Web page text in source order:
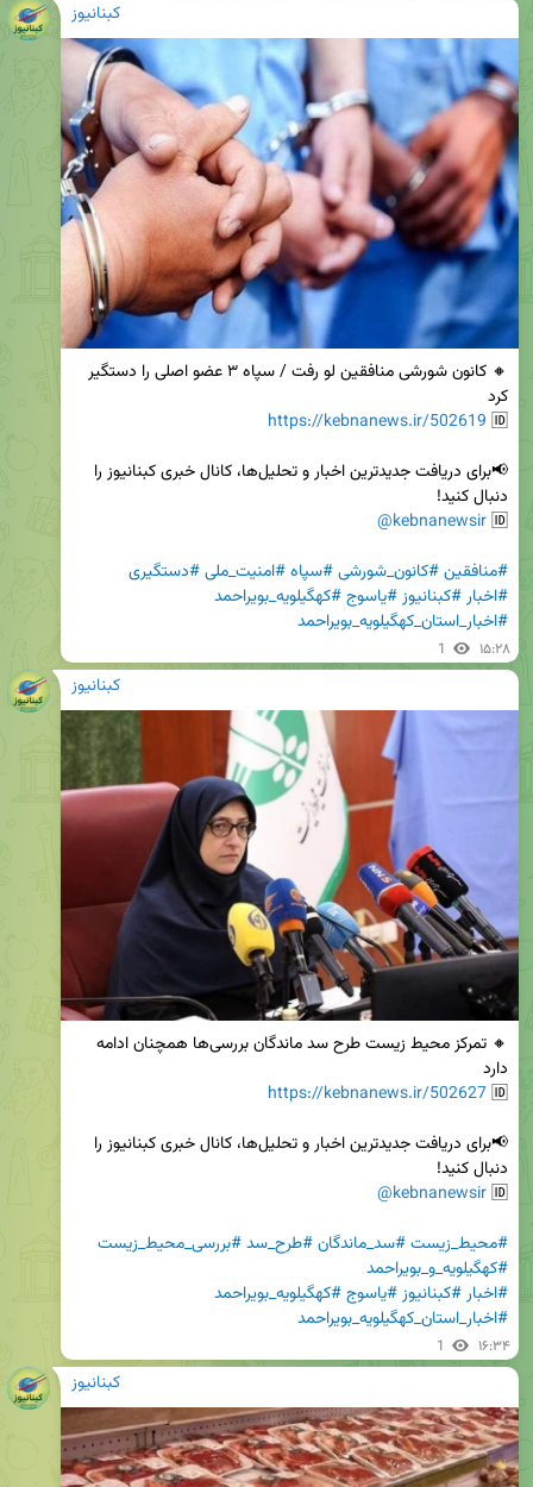
کبنانیوز
🆔
https://kebnanews.ir/502619
🆔
@kebnanewsir
#منافقین#کانون_شورشی#سپاه#امنیت_ملی#دستگیری
#اخبار#کبنانیوز#یاسوج#کهگیلویه_بویراحمد
#اخبار_استان_کهگیلویه_بویراحمد
1 ۱۵:۲۸
کبنانیوز
🆔
https://kebnanews.ir/502627
🆔
@kebnanewsir
#محیط_زیست#سد_ماندگان#طرح_سد#بررسی_محیط_زیست
#کهگیلویه_و_بویراحمد
#اخبار#کبنانیوز#یاسوج#کهگیلویه_بویراحمد
#اخبار_استان_کهگیلویه_بویراحمد
1 ۱۶:۳۴
کبنانیوز